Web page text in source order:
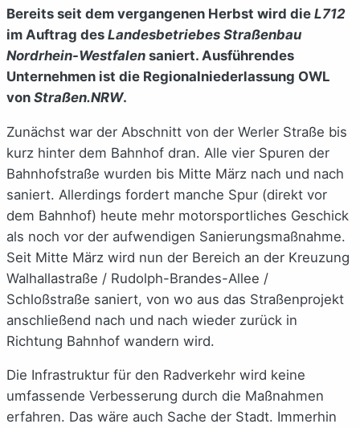
Bereits seit dem vergangenen Herbst wird die L712
im Auftrag des Landesbetriebes Straßenbau
Nordrhein-Westfalen saniert. Ausführendes
Unternehmen ist die Regionalniederlassung OWL
von Straßen.NRW.
Zunächst war der Abschnitt von der Werler Straße bis
kurz hinter dem Bahnhof dran. Alle vier Spuren der
Bahnhofstraße wurden bis Mitte März nach und nach
saniert. Allerdings fordert manche Spur (direkt vor
dem Bahnhof) heute mehr motorsportliches Geschick
als noch vor der aufwendigen Sanierungsmaßnahme.
Seit Mitte März wird nun der Bereich an der Kreuzung
Walhallastraße / Rudolph-Brandes-Allee /
Schloßstraße saniert, von wo aus das Straßenprojekt
anschließend nach und nach wieder zurück in
Richtung Bahnhof wandern wird.
Die Infrastruktur für den Radverkehr wird keine
umfassende Verbesserung durch die Maßnahmen
erfahren. Das wäre auch Sache der Stadt. Immerhin